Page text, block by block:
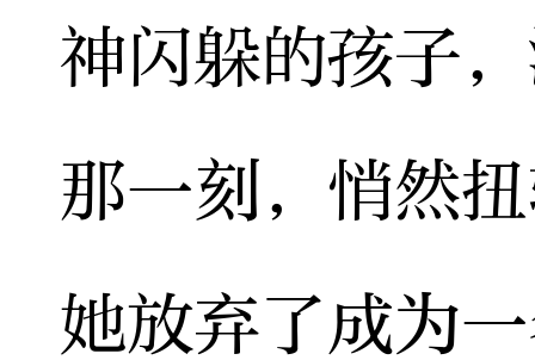
神闪躲的孩子
那一刻，悄然
她放弃了成为